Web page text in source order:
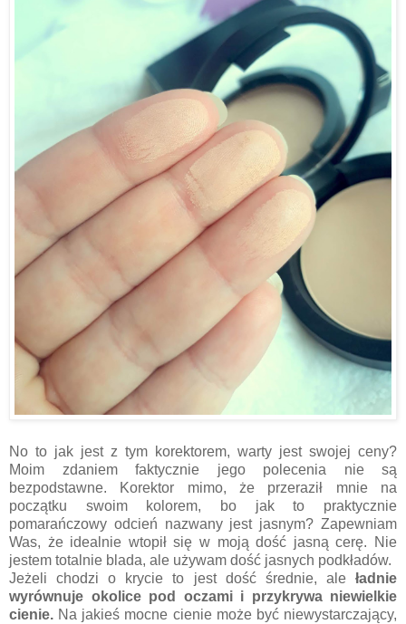
No to jak jest z tym korektorem, warty jest swojej ceny?
Moim zdaniem faktycznie jego polecenia nie są
bezpodstawne. Korektor mimo, że przeraził mnie na
początku swoim kolorem, bo jak to praktycznie
pomarańczowy odcień nazwany jest jasnym? Zapewniam
Was, że idealnie wtopił się w moją dość jasną cerę. Nie
jestem totalnie blada, ale używam dość jasnych podkładów.
Jeżeli chodzi o krycie to jest dość średnie, ale ładnie
wyrównuje okolice pod oczami i przykrywa niewielkie
cienie. Na jakieś mocne cienie może być niewystarczający,